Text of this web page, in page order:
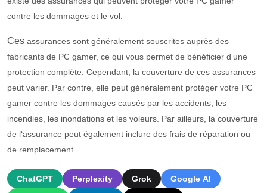
contre les dommages et le vol.
Ces assurances sont généralement souscrites auprès des
fabricants de PC gamer, ce qui vous permet de bénéficier d‘une
protection complète. Cependant, la couverture de ces assurances
peut varier. Par contre, elle peut généralement protéger votre PC
gamer contre les dommages causés par les accidents, les
incendies, les inondations et les voleurs. Par ailleurs, la couverture
de l‘assurance peut également inclure des frais de réparation ou
de remplacement.
ChatGPT Perplexity Grok
Google AI